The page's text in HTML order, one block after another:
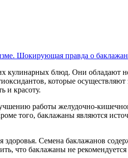
Шокирующая правда о
кулинарных блюд. Они обладают
которые
и красоту.
работы желудочно-
того, баклажаны являются
Семена баклажанов
что баклажаны не